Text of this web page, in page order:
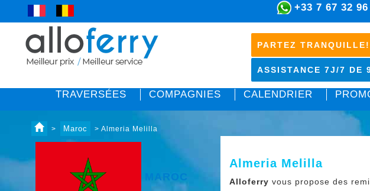
+33 7 67 32 96
PARTEZ TRANQUILLE!
ASSISTANCE 7J/7 DE
TRAVERSÉES COMPAGNIES CALENDRIER
> Maroc > Almeria Melilla
MAROC
Almeria Melilla
Alloferry vous propose des